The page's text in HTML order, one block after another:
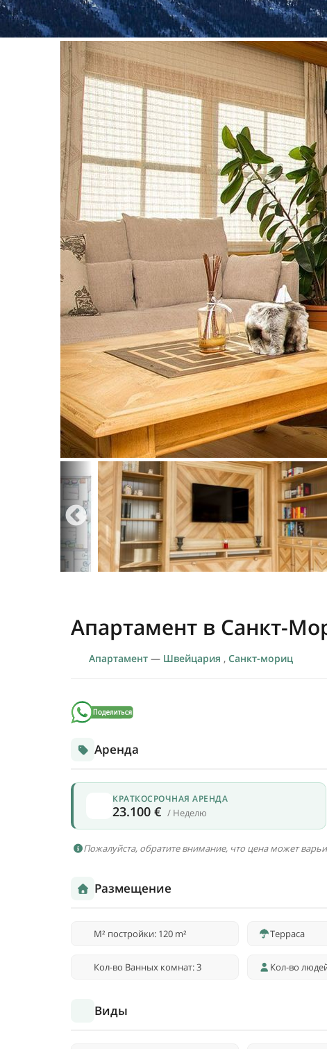
Апартамент в Санкт-
Апартамент — Швейцария , Санкт-мориц
Аренда
КРАТКОСРОЧНАЯ АРЕНДА
23.100 € / Неделю
Пожалуйста, обратите внимание, что цена может
Размещение
M² постройки: 120 m² Терраса
Кол-во Ванных комнат: 3 Кол-во
Виды